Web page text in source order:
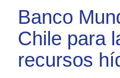
Banco
Chile para
recursos